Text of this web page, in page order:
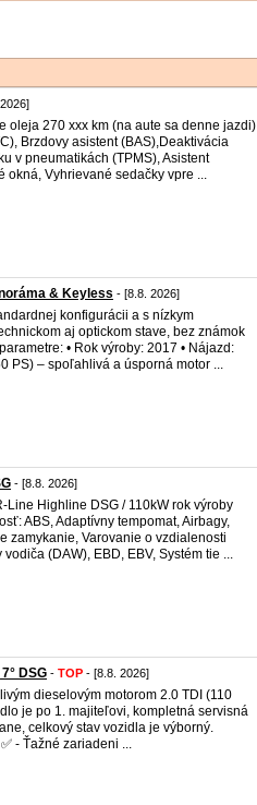
oleja 270 xxx km (na aute sa denne jazdi)
Brzdovy asistent (BAS),Deaktivácia
v pneumatikách (TPMS), Asistent
okná, Vyhrievané sedačky vpre ...
& Keyless - [8.8. 2026]
konfigurácii a s nízkym
aj optickom stave, bez známok
• Rok výroby: 2017 • Nájazd:
PS) – spoľahlivá a úsporná motor ...
- [8.8. 2026]
Line Highline DSG / 110kW rok výroby
ABS, Adaptívny tempomat, Airbagy,
zamykanie, Varovanie o vzdialenosti
(DAW), EBD, EBV, Systém tie ...
DSG - TOP - [8.8. 2026]
dieselovým motorom 2.0 TDI (110
je po 1. majiteľovi, kompletná servisná
celkový stav vozidla je výborný.
- Ťažné zariadeni ...